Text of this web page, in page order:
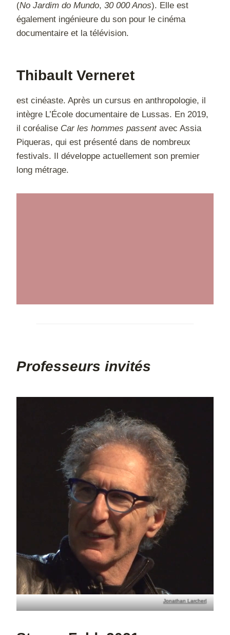
(No Jardim do Mundo, 30 000 Anos). Elle est
également ingénieure du son pour le cinéma
documentaire et la télévision.
Thibault Verneret
est cinéaste. Après un cursus en anthropologie, il
intègre L’École documentaire de Lussas. En 2019,
il coréalise Car les hommes passentavec Assia
Piqueras, qui est présenté dans de nombreux
festivals. Il développe actuellement son premier
long métrage.
Professeurs invités
Jonathan Larcher|